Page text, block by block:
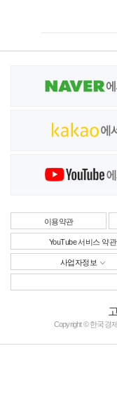
이용약관
YouTube 서비스 약관
사업자정보
Copyright © 한국경